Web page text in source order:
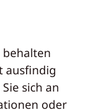
behalten
ausfindig
sich an
oder